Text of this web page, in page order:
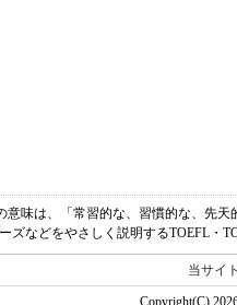
意味は、「常習的な、習慣的な、先
ズなどをやさしく説明するTOEFL・
当サイ
Copyright(C)